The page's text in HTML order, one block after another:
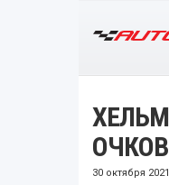
30 октября